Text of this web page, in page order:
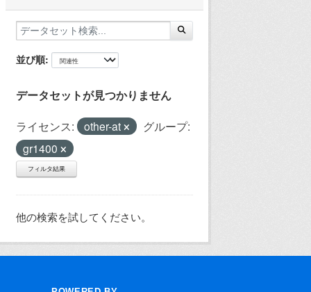
並び順
データセットが見つかりません
ライセンス: other-at
グループ:
gr1400
フィルタ結果
他の検索を試してください。